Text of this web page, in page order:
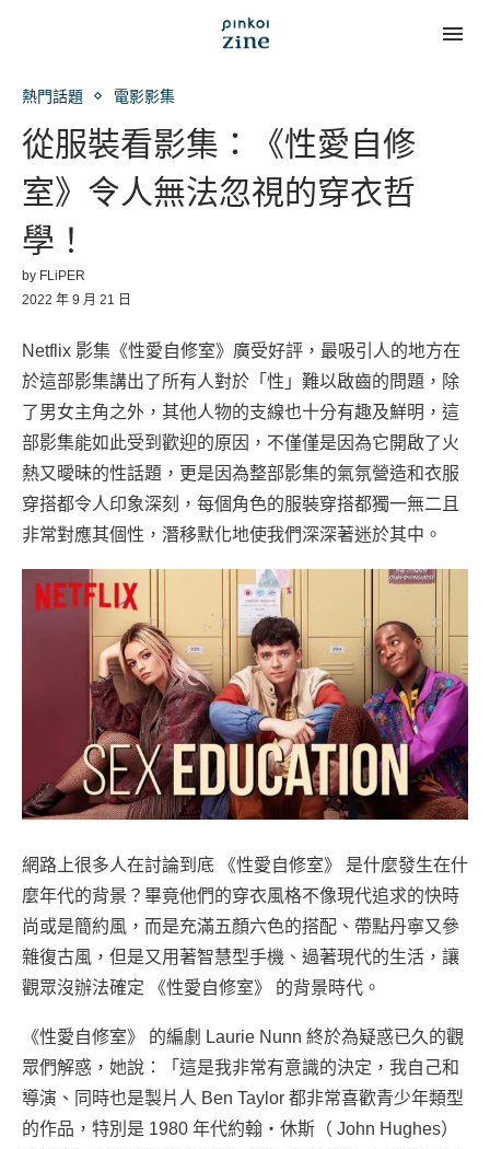
熱門話題 電影影集
從服裝看影集：《性愛自修
室》令人無法忽視的穿衣哲
學！
by FLiPER
2022 年 9 月 21 日
Netflix 影集《性愛自修室》廣受好評，最吸引人的地方在
於這部影集講出了所有人對於「性」難以啟齒的問題，除
了男女主角之外，其他人物的支線也十分有趣及鮮明，這
部影集能如此受到歡迎的原因，不僅僅是因為它開啟了火
熱又曖昧的性話題，更是因為整部影集的氣氛營造和衣服
穿搭都令人印象深刻，每個角色的服裝穿搭都獨一無二且
非常對應其個性，潛移默化地使我們深深著迷於其中。
網路上很多人在討論到底 《性愛自修室》 是什麼發生在什
麼年代的背景？畢竟他們的穿衣風格不像現代追求的快時
尚或是簡約風，而是充滿五顏六色的搭配、帶點丹寧又參
雜復古風，但是又用著智慧型手機、過著現代的生活，讓
觀眾沒辦法確定 《性愛自修室》 的背景時代。
《性愛自修室》 的編劇 Laurie Nunn 終於為疑惑已久的觀
眾們解惑，她說：「這是我非常有意識的決定，我自己和
導演、同時也是製片人 Ben Taylor 都非常喜歡青少年類型
的作品，特別是 1980 年代約翰・休斯（ John Hughes）